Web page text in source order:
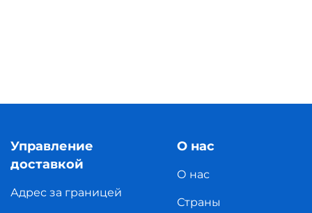
Управление
доставкой
Адрес за границей
О нас
О нас
Страны